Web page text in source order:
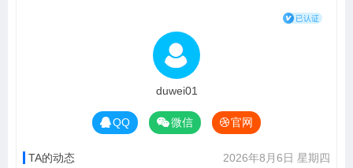
duwei01
QQ 微信 官网
TA的动态 2026年8月6日 星期四